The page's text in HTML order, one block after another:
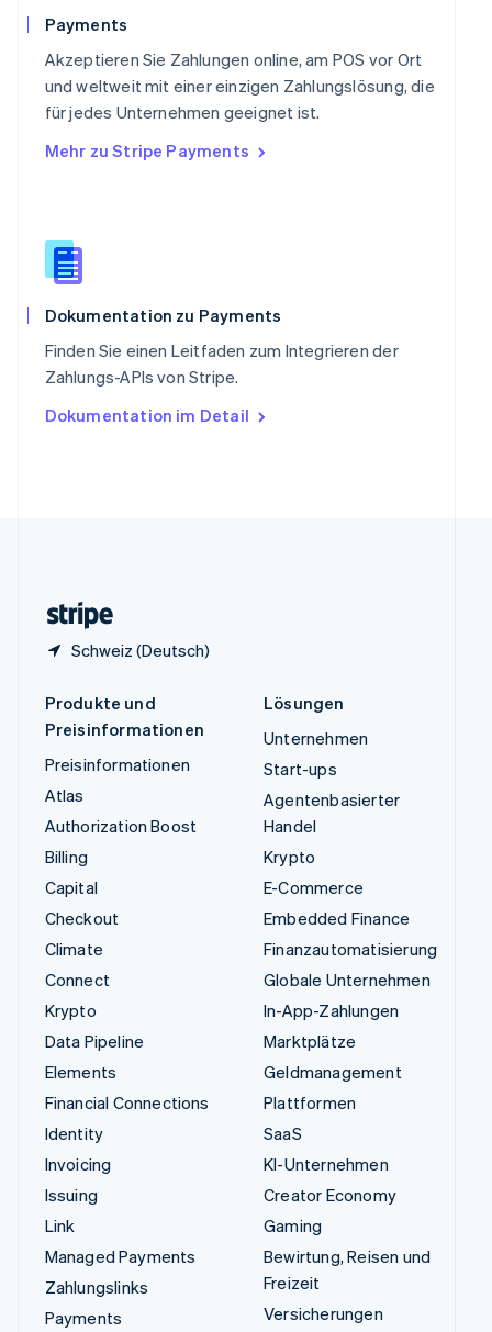
Payments
Akzeptieren Sie Zahlungen online, am POS vor Ort
und weltweit mit einer einzigen Zahlungslösung, die
für jedes Unternehmen geeignet ist.
Mehr zu Stripe Payments
Dokumentation zu Payments
Finden Sie einen Leitfaden zum Integrieren der
Zahlungs-APIs von Stripe.
Dokumentation im Detail
Schweiz (Deutsch)
Deutsch
Singapur
English 简体中文
Slowakei
English
Slowenien
English
Spanien
Español
Thailand
Tschechische Republik
English
English
Produkte und
Preisinformationen
Preisinformationen
Atlas
Authorization Boost
Billing
Capital
Checkout
Climate
Connect
Krypto
Data Pipeline
Elements
Financial Connections
Identity
Invoicing
Issuing
Link
Managed Payments
Zahlungslinks
Payments
Lösungen
Unternehmen
Start-ups
Agentenbasierter
Handel
Krypto
E-Commerce
Embedded Finance
Finanzautomatisierung
Globale Unternehmen
In-App-Zahlungen
Marktplätze
Geldmanagement
Plattformen
SaaS
KI-Unternehmen
Creator Economy
Gaming
Bewirtung, Reisen und
Freizeit
Versicherungen